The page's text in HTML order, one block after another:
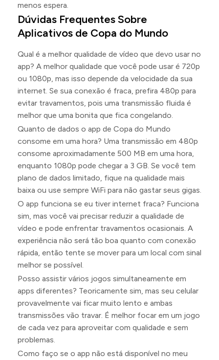
menos espera.
Dúvidas Frequentes Sobre
Aplicativos de Copa do Mundo
Qual é a melhor qualidade de vídeo que devo usar no
app? A melhor qualidade que você pode usar é 720p
ou 1080p, mas isso depende da velocidade da sua
internet. Se sua conexão é fraca, prefira 480p para
evitar travamentos, pois uma transmissão fluida é
melhor que uma bonita que fica congelando.
Quanto de dados o app de Copa do Mundo
consome em uma hora? Uma transmissão em 480p
consome aproximadamente 500 MB em uma hora,
enquanto 1080p pode chegar a 3 GB. Se você tem
plano de dados limitado, fique na qualidade mais
baixa ou use sempre WiFi para não gastar seus gigas.
O app funciona se eu tiver internet fraca? Funciona
sim, mas você vai precisar reduzir a qualidade de
vídeo e pode enfrentar travamentos ocasionais. A
experiência não será tão boa quanto com conexão
rápida, então tente se mover para um local com sinal
melhor se possível.
Posso assistir vários jogos simultaneamente em
apps diferentes? Teoricamente sim, mas seu celular
provavelmente vai ficar muito lento e ambas
transmissões vão travar. É melhor focar em um jogo
de cada vez para aproveitar com qualidade e sem
problemas.
Como faço se o app não está disponível no meu